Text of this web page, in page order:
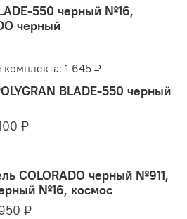
550 черный №16,
черный
1 645 ₽
BLADE-550 черный
₽
COLORADO черный №911,
№16, космос
₽